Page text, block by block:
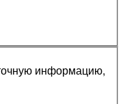
информацию,